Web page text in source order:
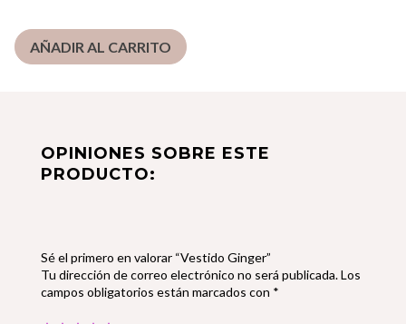
AÑADIR AL CARRITO
OPINIONES SOBRE ESTE
PRODUCTO:
Sé el primero en valorar “Vestido Ginger”
Tu dirección de correo electrónico no será publicada.Los
campos obligatorios están marcados con *